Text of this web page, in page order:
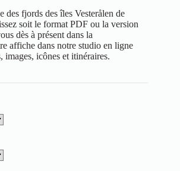
des fjords des îles Vesterålen de
soit le format PDF ou la version
dès à présent dans la
affiche dans notre studio en ligne
images, icônes et itinéraires.